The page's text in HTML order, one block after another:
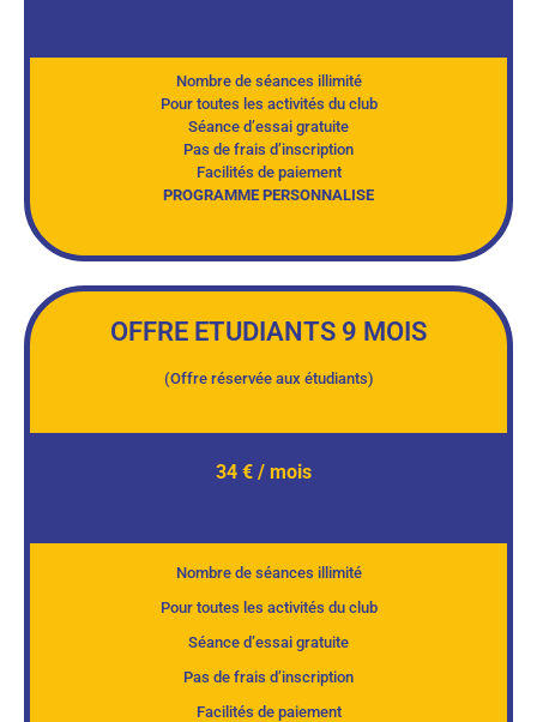
Nombre de séances illimité
Pour toutes les activités du club
Séance d’essai gratuite
Pas de frais d’inscription
Facilités de paiement
PROGRAMME PERSONNALISE
OFFRE ETUDIANTS 9 MOIS
(Offre réservée aux étudiants)
34 € / mois
Nombre de séances illimité
Pour toutes les activités du club
Séance d’essai gratuite
Pas de frais d’inscription
Facilités de paiement